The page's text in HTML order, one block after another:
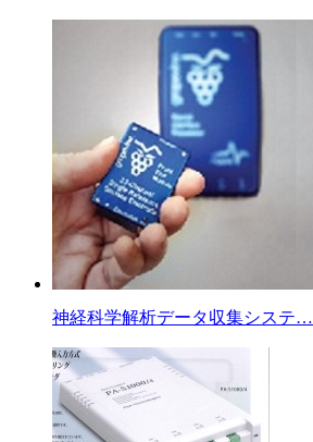
神経科学解析データ収集システ…